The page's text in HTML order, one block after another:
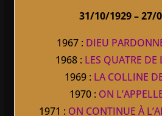
31/10/1929 – 27/
1967 : DIEU
1968 : LES QUATRE DE
1969 : LA COLLINE
1970 : ON
1971 : ON CONTINUE À